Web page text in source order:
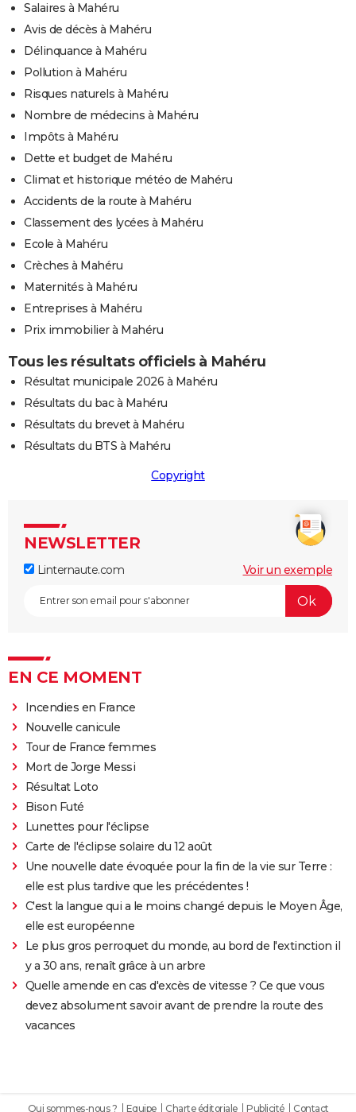
Salaires à Mahéru
Avis de décès à Mahéru
Délinquance à Mahéru
Pollution à Mahéru
Risques naturels à Mahéru
Nombre de médecins à Mahéru
Impôts à Mahéru
Dette et budget de Mahéru
Climat et historique météo de Mahéru
Accidents de la route à Mahéru
Classement des lycées à Mahéru
Ecole à Mahéru
Crèches à Mahéru
Maternités à Mahéru
Entreprises à Mahéru
Prix immobilier à Mahéru
Tous les résultats officiels à Mahéru
Résultat municipale 2026 à Mahéru
Résultats du bac à Mahéru
Résultats du brevet à Mahéru
Résultats du BTS à Mahéru
Copyright
NEWSLETTER
Linternaute.com Voir un exemple
EN CE MOMENT
Incendies en France
Nouvelle canicule
Tour de France femmes
Mort de Jorge Messi
Résultat Loto
Bison Futé
Lunettes pour l'éclipse
Carte de l'éclipse solaire du 12 août
Une nouvelle date évoquée pour la fin de la vie sur Terre :
elle est plus tardive que les précédentes !
C'est la langue qui a le moins changé depuis le Moyen Âge,
elle est européenne
Le plus gros perroquet du monde, au bord de l'extinction il
y a 30 ans, renaît grâce à un arbre
Quelle amende en cas d'excès de vitesse ? Ce que vous
devez absolument savoir avant de prendre la route des
vacances
Qui sommes-nous ? Equipe Charte éditoriale Publicité Contact